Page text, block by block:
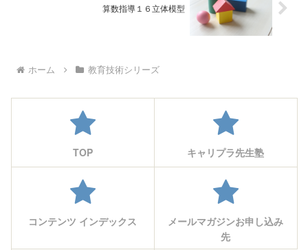
算数指導１６立体模型
ホーム 教育技術シリーズ
TOP キャリプラ先生塾
コンテンツ インデックス
メールマガジンお申し込み
先